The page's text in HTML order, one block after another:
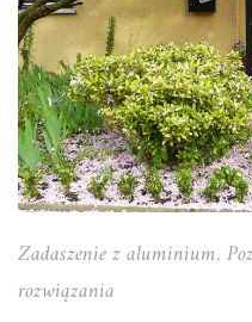
Zadaszenie z aluminium.
rozwiązania